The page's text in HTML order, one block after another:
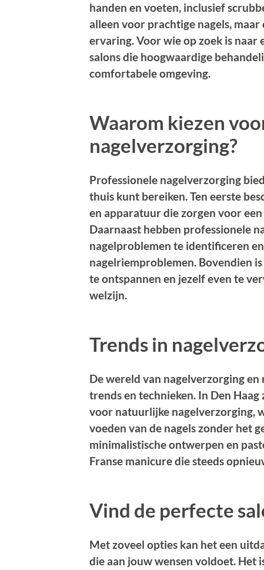
handen en voeten, inclusief
alleen voor prachtige nagels,
ervaring. Voor wie op zoek is naar
salons die hoogwaardige
comfortabele omgeving.
Waarom kiezen
nagelverzorging?
Professionele nagelverzorging
thuis kunt bereiken. Ten eerste
en apparatuur die zorgen voor
Daarnaast hebben professionele
nagelproblemen te identificeren
nagelriemproblemen. Bovendien
te ontspannen en jezelf even te
welzijn.
Trends in
De wereld van nagelverzorging
trends en technieken. In Den
voor natuurlijke nagelverzorging,
voeden van de nagels zonder het
minimalistische ontwerpen en
Franse manicure die steeds
Vind de perfecte
Met zoveel opties kan het een
die aan jouw wensen voldoet. Het